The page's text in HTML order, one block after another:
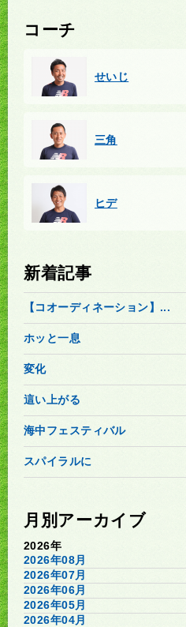
コーチ
せいじ
三角
ヒデ
新着記事
【コオーディネーション】...
ホッと一息
変化
這い上がる
海中フェスティバル
スパイラルに
月別アーカイブ
2026年
2026年08月
2026年07月
2026年06月
2026年05月
2026年04月